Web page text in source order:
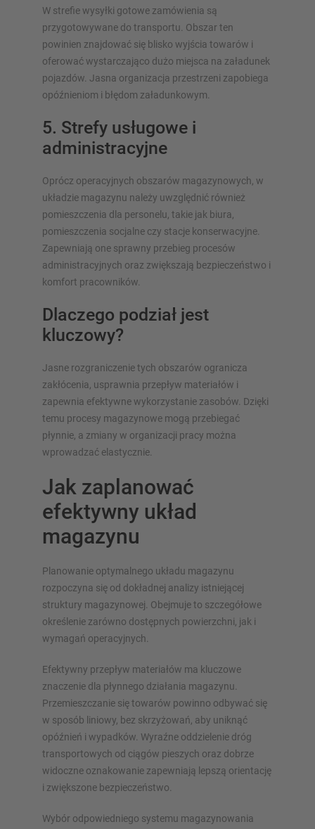
W strefie wysyłki gotowe zamówienia są
przygotowywane do transportu. Obszar ten
powinien znajdować się blisko wyjścia towarów i
oferować wystarczająco dużo miejsca na załadunek
pojazdów. Jasna organizacja przestrzeni zapobiega
opóźnieniom i błędom załadunkowym.
5. Strefy usługowe i
administracyjne
Oprócz operacyjnych obszarów magazynowych, w
układzie magazynu należy uwzględnić również
pomieszczenia dla personelu, takie jak biura,
pomieszczenia socjalne czy stacje konserwacyjne.
Zapewniają one sprawny przebieg procesów
administracyjnych oraz zwiększają bezpieczeństwo i
komfort pracowników.
Dlaczego podział jest
kluczowy?
Jasne rozgraniczenie tych obszarów ogranicza
zakłócenia, usprawnia przepływ materiałów i
zapewnia efektywne wykorzystanie zasobów. Dzięki
temu procesy magazynowe mogą przebiegać
płynnie, a zmiany w organizacji pracy można
wprowadzać elastycznie.
Jak zaplanować
efektywny układ
magazynu
Planowanie optymalnego układu magazynu
rozpoczyna się od dokładnej analizy istniejącej
struktury magazynowej. Obejmuje to szczegółowe
określenie zarówno dostępnych powierzchni, jak i
wymagań operacyjnych.
Efektywny przepływ materiałów ma kluczowe
znaczenie dla płynnego działania magazynu.
Przemieszczanie się towarów powinno odbywać się
w sposób liniowy, bez skrzyżowań, aby uniknąć
opóźnień i wypadków. Wyraźne oddzielenie dróg
transportowych od ciągów pieszych oraz dobrze
widoczne oznakowanie zapewniają lepszą orientację
i zwiększone bezpieczeństwo.
Wybór odpowiedniego systemu magazynowania